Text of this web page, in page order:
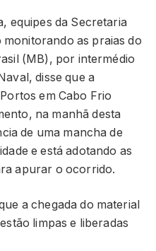
equipes da Secretaria
as praias do
(MB), por intermédio
disse que a
em Cabo Frio
na manhã desta
de uma mancha de
e está adotando as
apurar o ocorrido.
a chegada do material
limpas e liberadas